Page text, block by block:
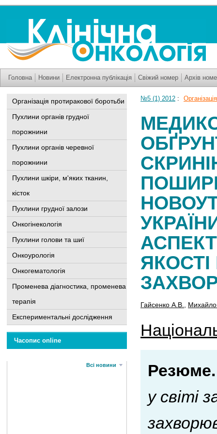
Головна Новини Електронна публікація Свіжий номер Архів
Організація протиракової боротьби
Пухлини органів грудної
порожнини
Пухлини органів черевної
порожнини
Пухлини шкіри, м'яких тканин,
кісток
Пухлини грудної залози
Онкогінекологія
Пухлини голови та шиї
Онкоурологія
Онкогематологія
Променева діагностика, променева
терапія
Експериментальні дослідження
Часопис online
Всі новини
№5 (1) 2012 :
Гайсенко А.В.
Резюме.
у світі